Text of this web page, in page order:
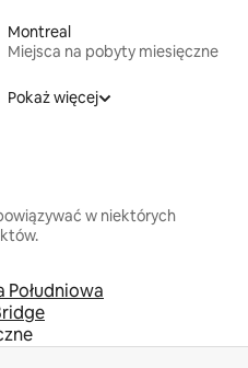
Montreal
Miejsca na pobyty miesięczne
Pokaż więcej
w niektórych
Południowa